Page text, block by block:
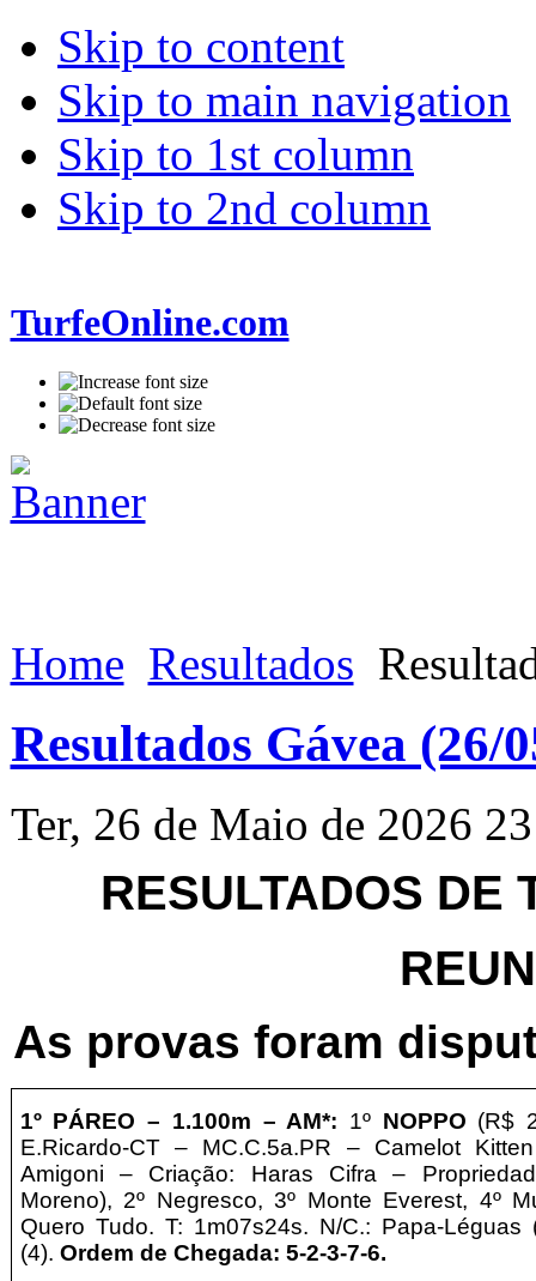
Skip to content
Skip to main navigation
Skip to 1st column
Skip to 2nd column
TurfeOnline.com
Home Resultados
Resultados Gávea (26/
Ter, 26 de Maio de 2026
RESULTADOS DE
As provas foram
1º PÁREO – 1.100m – AM*: 1º NOPPO (R$
E.Ricardo-CT – MC.C.5a.PR – Camelot
Amigoni – Criação: Haras Cifra –
Moreno), 2º Negresco, 3º Monte Everest, 4º
Quero Tudo. T: 1m07s24s. N/C.: Papa-Léguas
(4). Ordem de Chegada: 5-2-3-7-6.